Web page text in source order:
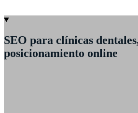
SEO para clínicas
posicionamiento online